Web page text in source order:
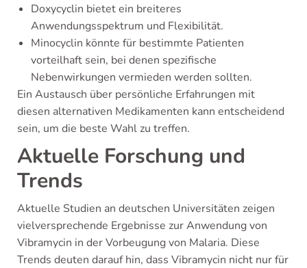
Doxycyclin bietet ein breiteres
Anwendungsspektrum und Flexibilität.
Minocyclin könnte für bestimmte Patienten
vorteilhaft sein, bei denen spezifische
Nebenwirkungen vermieden werden sollten.
Ein Austausch über persönliche Erfahrungen mit
diesen alternativen Medikamenten kann entscheidend
sein, um die beste Wahl zu treffen.
Aktuelle Forschung und
Trends
Aktuelle Studien an deutschen Universitäten zeigen
vielversprechende Ergebnisse zur Anwendung von
Vibramycin in der Vorbeugung von Malaria. Diese
Trends deuten darauf hin, dass Vibramycin nicht nur für